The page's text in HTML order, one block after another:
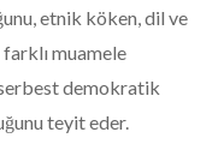
etnik köken, dil ve
farklı muamele
demokratik
teyit eder.